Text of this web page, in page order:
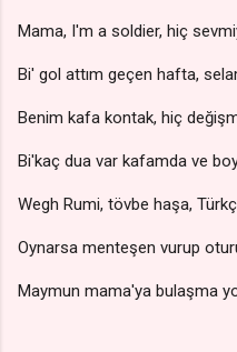
Mama, I'm a soldier, hiç
Bi' gol attım geçen hafta,
Benim kafa kontak, hiç
Bi'kaç dua var kafamda ve
Wegh Rumi, tövbe haşa,
Oynarsa menteşen vurup
Maymun mama'ya bulaşma